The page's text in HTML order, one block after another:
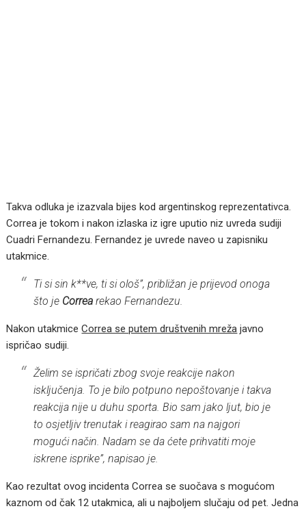
Takva odluka je izazvala bijes kod argentinskog reprezentativca.
Correa je tokom i nakon izlaska iz igre uputio niz uvreda sudiji
Cuadri Fernandezu. Fernandez je uvrede naveo u zapisniku
utakmice.
Ti si sin k**ve, ti si ološ”, približan je prijevod onoga
što je Correa rekao Fernandezu.
Nakon utakmiceCorrea se putem društvenih mreža javno
ispričao sudiji.
Želim se ispričati zbog svoje reakcije nakon
isključenja. To je bilo potpuno nepoštovanje i takva
reakcija nije u duhu sporta. Bio sam jako ljut, bio je
to osjetljiv trenutak i reagirao sam na najgori
mogući način. Nadam se da ćete prihvatiti moje
iskrene isprike”, napisao je.
Kao rezultat ovog incidenta Correa se suočava s mogućom
kaznom od čak 12 utakmica, ali u najboljem slučaju od pet. Jedna